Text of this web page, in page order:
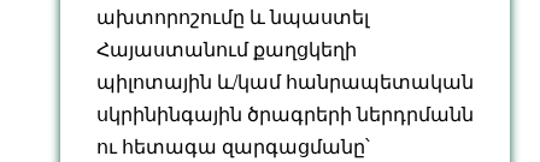
ախտորոշումը և նպաստել
Հայաստանում քաղցկեղի
պիլոտային և/կամ հանրապետական
սկրինինգային ծրագրերի ներդրմանն
ու հետագա զարգացմանը՝